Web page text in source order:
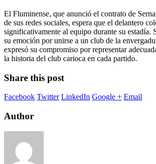
El Fluminense, que anunció el contrato de
de sus redes sociales, espera que el delantero
significativamente al equipo durante su estadía.
su emoción por unirse a un club de la
expresó su compromiso por representar
la historia del club carioca en cada partido.
Share this post
Facebook Twitter LinkedIn Google + Email
Author